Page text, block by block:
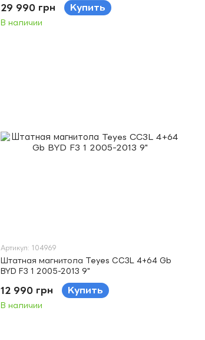
29 990 грн Купить
В наличии
Артикул: 104969
Штатная магнитола Teyes CC3L 4+64 Gb
BYD F3 1 2005-2013 9"
12 990 грн Купить
В наличии